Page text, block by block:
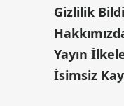
Gizlilik
Yayın